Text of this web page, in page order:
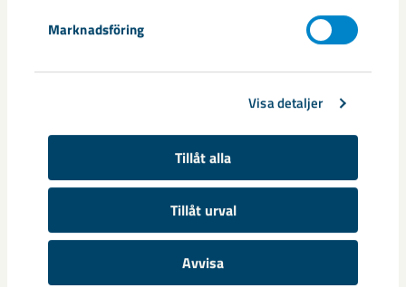
Marknadsföring
Visa detaljer
Tillåt alla
Tillåt urval
Avvisa
1950-talet och ...